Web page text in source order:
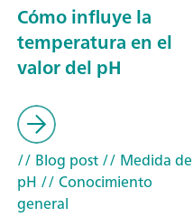
Cómo influye la
temperatura en el
valor del pH
// Blog post// Medida de
pH // Conocimiento
general